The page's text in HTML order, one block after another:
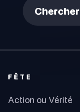
Chercher
FÊTE
Action ou Vérité